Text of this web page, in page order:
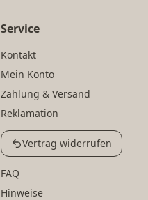
Service
Kontakt
Mein Konto
Zahlung & Versand
Reklamation
Vertrag widerrufen
FAQ
Hinweise